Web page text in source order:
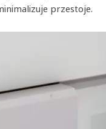
przestoje.